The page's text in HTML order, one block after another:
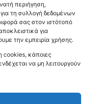
περιήγηση,
τη συλλογή δεδομένων
σας στον ιστότοπό
για
την εμπειρία χρήσης.
cookies, κάποιες
να μη λειτουργούν